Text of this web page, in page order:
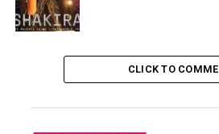
Más éxitos en la vida de
El pub, con su concepto al aire
CLICK TO